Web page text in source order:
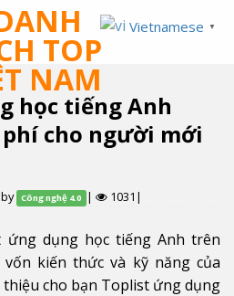
học tiếng Anh
cho người mới
Công nghệ 4.0 | 1031|
ứng dụng học tiếng Anh trên
kiến thức và kỹ năng của
thiệu cho bạn Toplist ứng dụng
Vietnamese ▼